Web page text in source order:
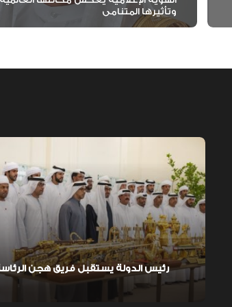
وتأثيرها المتنامي
رئيس الدولة يستقبل فريق هجن الرئاسة